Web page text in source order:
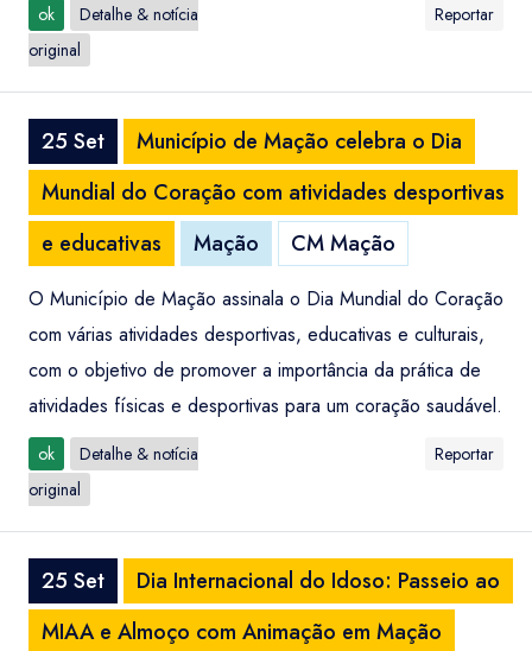
ok
Detalhe & notícia
original
Reportar
25 Set
Município de Mação celebra o Dia
Mundial do Coração com atividades desportivas
e educativas
Mação CM Mação
O Município de Mação assinala o Dia Mundial do Coração
com várias atividades desportivas, educativas e culturais,
com o objetivo de promover a importância da prática de
atividades físicas e desportivas para um coração saudável.
ok
Detalhe & notícia
original
Reportar
25 Set
Dia Internacional do Idoso: Passeio ao
MIAA e Almoço com Animação em Mação